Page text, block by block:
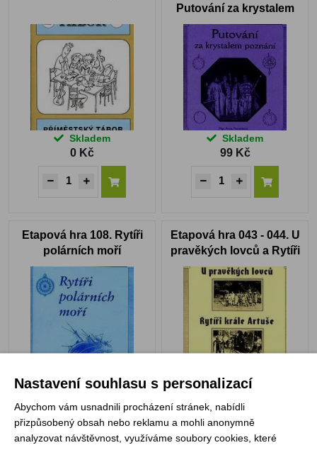
Skladem
0 Kč
Putování za krystalem
poznání
Skladem
99 Kč
Etapová hra 108. Rytíři
polárních moří
Skladem
Etapová hra 043 - 044. U
pravěkých lovců a Rytíři
krále Artuše
Skladem
Nastavení souhlasu s personalizací
Abychom vám usnadnili procházení stránek, nabídli
přizpůsobený obsah nebo reklamu a mohli anonymně
analyzovat návštěvnost, využíváme soubory cookies, které